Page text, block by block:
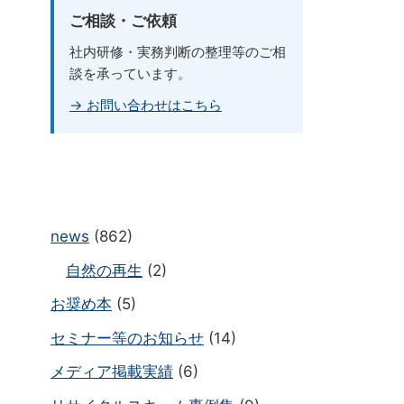
ご相談・ご依頼
社内研修・実務判断の整理等のご相
談を承っています。
→ お問い合わせはこちら
news (862)
自然の再生 (2)
お奨め本 (5)
セミナー等のお知らせ (14)
メディア掲載実績 (6)